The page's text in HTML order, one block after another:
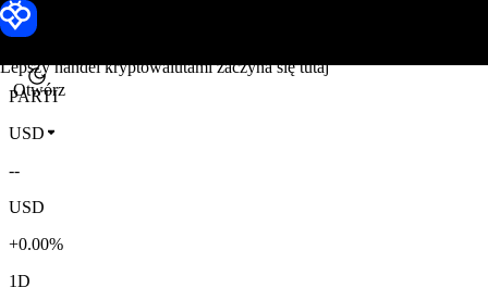
Lepszy handel kryptowalutami zaczyna się tutaj
Otwórz
Cena Particle Network
PARTI
USD
--
USD
+0.00%
1D